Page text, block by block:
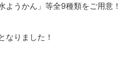
ようかん」等全9種類をご用意！
なりました！